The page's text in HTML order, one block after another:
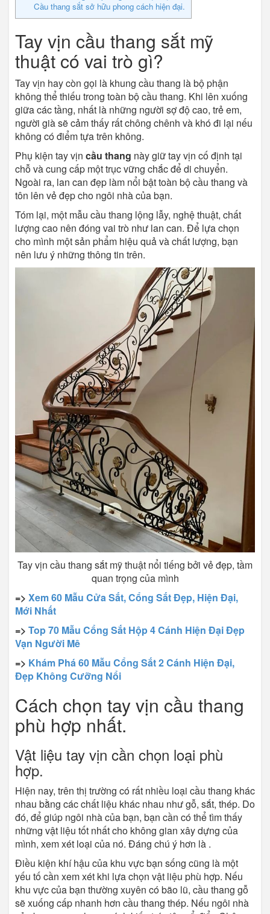
Cầu thang sắt sở hữu phong cách hiện đại.
Tay vịn cầu thang sắt mỹ
thuật có vai trò gì?
Tay vịn hay còn gọi là khung cầu thang là bộ phận
không thể thiếu trong toàn bộ cầu thang. Khi lên xuống
giữa các tầng, nhất là những người sợ độ cao, trẻ em,
người già sẽ cảm thấy rất chông chênh và khó đi lại nếu
không có điểm tựa trên không.
Phụ kiện tay vịn cầu thang này giữ tay vịn cố định tại
chỗ và cung cấp một trục vững chắc để di chuyển.
Ngoài ra, lan can đẹp làm nổi bật toàn bộ cầu thang và
tôn lên vẻ đẹp cho ngôi nhà của bạn.
Tóm lại, một mẫu cầu thang lộng lẫy, nghệ thuật, chất
lượng cao nên đóng vai trò như lan can. Để lựa chọn
cho mình một sản phẩm hiệu quả và chất lượng, bạn
nên lưu ý những thông tin trên.
Tay vịn cầu thang sắt mỹ thuật nổi tiếng bởi vẻ đẹp, tầm
quan trọng của mình
=> Xem 60 Mẫu Cửa Sắt, Cổng Sắt Đẹp, Hiện Đại,
Mới Nhất
=> Top 70 Mẫu Cổng Sắt Hộp 4 Cánh Hiện Đại Đẹp
Vạn Người Mê
=> Khám Phá 60 Mẫu Cổng Sắt 2 Cánh Hiện Đại,
Đẹp Không Cưỡng Nổi
Cách chọn tay vịn cầu thang
phù hợp nhất.
Vật liệu tay vịn cần chọn loại phù
hợp.
Hiện nay, trên thị trường có rất nhiều loại cầu thang khác
nhau bằng các chất liệu khác nhau như gỗ, sắt, thép. Do
đó, để giúp ngôi nhà của bạn, bạn cần có thể tìm thấy
những vật liệu tốt nhất cho không gian xây dựng của
mình, xem xét loại của nó. Đáng chú ý hơn là .
Điều kiện khí hậu của khu vực bạn sống cũng là một
yếu tố cần xem xét khi lựa chọn vật liệu phù hợp. Nếu
khu vực của bạn thường xuyên có bão lũ, cầu thang gỗ
sẽ xuống cấp nhanh hơn cầu thang thép. Nếu ngôi nhà